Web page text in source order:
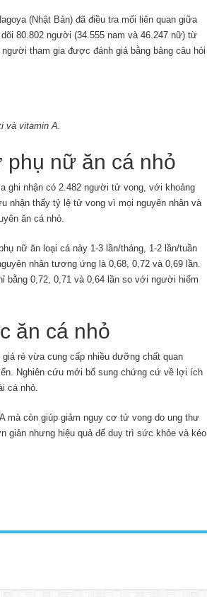
(Nhật Bản) đã điều tra mối liên quan giữa
80.802 người (34.555 nam và 46.247 nữ) từ
tham gia được đánh giá bằng bảng câu hỏi
và vitamin A.
nữ ăn cá nhỏ
ghi nhận có 2.482 người tử vong, với khoảng
nhận thấy tỷ lệ tử vong vì mọi nguyên nhân và
ăn cá nhỏ.
nữ ăn loại cá này 1-3 lần/tháng, 1-2 lần/tuần
nhân tương ứng là 0,68, 0,72 và 0,69 lần.
bằng 0,72, 0,71 và 0,64 lần so với người hiếm
ăn cá nhỏ
rẻ vừa cung cấp nhiều dưỡng chất quan
Nghiên cứu mới bổ sung chứng cứ về lợi ích
cá nhỏ.
mà còn giúp giảm nguy cơ tử vong do ung thư
giản nhưng hiệu quả để duy trì sức khỏe và kéo